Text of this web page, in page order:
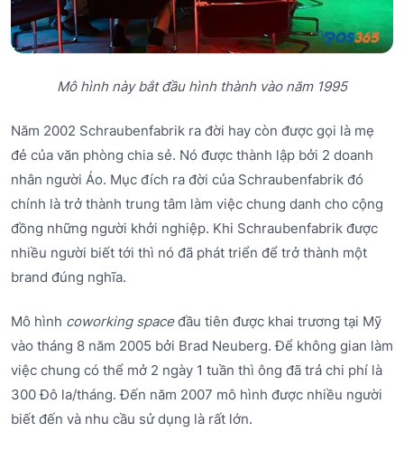
Mô hình này bắt đầu hình thành vào năm 1995
Năm 2002 Schraubenfabrik ra đời hay còn được gọi là mẹ
đẻ của văn phòng chia sẻ. Nó được thành lập bởi 2 doanh
nhân người Áo. Mục đích ra đời của Schraubenfabrik đó
chính là trở thành trung tâm làm việc chung danh cho cộng
đồng những người khởi nghiệp. Khi Schraubenfabrik được
nhiều người biết tới thì nó đã phát triển để trở thành một
brand đúng nghĩa.
Mô hình coworking spaceđầu tiên được khai trương tại Mỹ
vào tháng 8 năm 2005 bởi Brad Neuberg. Để không gian làm
việc chung có thể mở 2 ngày 1 tuần thì ông đã trả chi phí là
300 Đô la/tháng. Đến năm 2007 mô hình được nhiều người
biết đến và nhu cầu sử dụng là rất lớn.